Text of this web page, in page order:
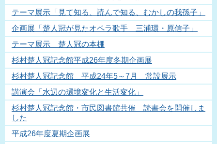
テーマ展示「見て知る、読んで知る、むかしの我孫子」
企画展「楚人冠が見たオペラ歌手 三浦環・原信子」
テーマ展示 楚人冠の本棚
杉村楚人冠記念館平成26年度冬期企画展
杉村楚人冠記念館 平成24年5～7月 常設展示
講演会「水辺の環境変化と生活変化」
杉村楚人冠記念館・市民図書館共催 読書会を開催しま
した
平成26年度夏期企画展